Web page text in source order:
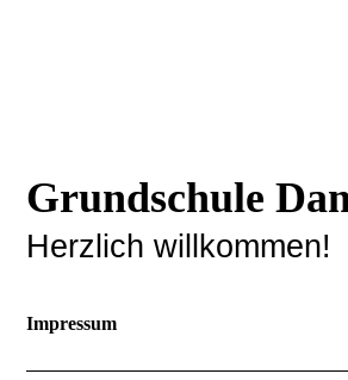
Grundschule
Herzlich willkommen!
Impressum